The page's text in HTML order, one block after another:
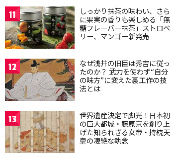
11
しっかり抹茶の味わい、さら
に果実の香りも楽しめる「無
糖フレーバー抹茶」ストロベ
リー、マンゴー新発売
12
なぜ浅井の旧臣は秀吉に従っ
たのか？ 武力を使わず“自分
の味方”に変えた裏工作の技
法とは
13
世界遺産決定で脚光！日本初
の巨大都城・藤原京を創り上
げた知られざる女帝・持統天
皇の凄絶な執念